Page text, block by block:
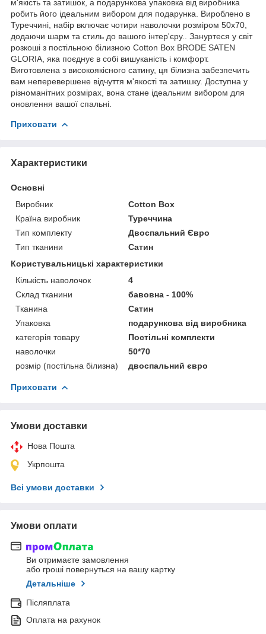
м'якість та затишок, а подарункова упаковка від виробника
робить його ідеальним вибором для подарунка. Вироблено в
Туреччині, набір включає чотири наволочки розміром 50x70,
додаючи шарм та стиль до вашого інтер'єру.. Зануртеся у світ
розкоші з постільною білизною Cotton Box BRODE SATEN
GLORIA, яка поєднує в собі вишуканість і комфорт.
Виготовлена з високоякісного сатину, ця білизна забезпечить
вам неперевершене відчуття м'якості та затишку. Доступна у
різноманітних розмірах, вона стане ідеальним вибором для
оновлення вашої спальні.
Приховати
Характеристики
Основні
Виробник
Cotton Box
Країна виробник
Туреччина
Тип комплекту
Двоспальний Євро
Тип тканини
Сатин
Користувальницькі характеристики
Кількість наволочок
4
Склад тканини
бавовна - 100%
Тканина
Сатин
Упаковка
подарункова від виробника
категорія товару
Постільні комплекти
наволочки
50*70
розмір (постільна білизна)
двоспальний євро
Приховати
Умови доставки
Нова Пошта
Укрпошта
Всі умови доставки
Умови оплати
Ви отримаєте замовлення
або гроші повернуться на вашу картку
Детальніше
Післяплата
Оплата на рахунок